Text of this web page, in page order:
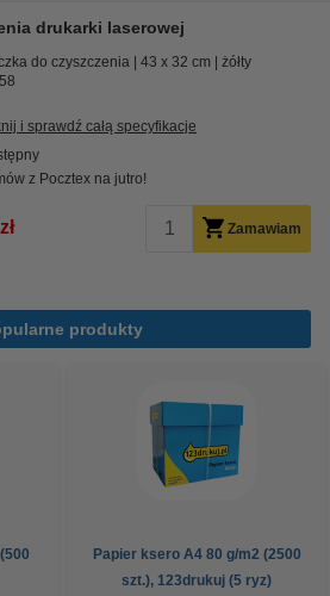
drukarki laserowej
do czyszczenia 43 x 32 cm
żółty
i sprawdź całą specyfikacje
z Pocztex na jutro!
Zamawiam
produkty
Papier ksero A4 80 g/m2 (2500
szt.), 123drukuj (5 ryz)